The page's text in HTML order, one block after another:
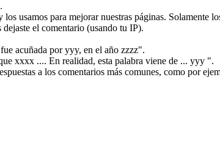
usamos para mejorar nuestras páginas. Solamente
el comentario (usando tu IP).
acuñada por yyy, en el año zzzz".
xxxx .... En realidad, esta palabra viene de ... yyy ".
a los comentarios más comunes, como por